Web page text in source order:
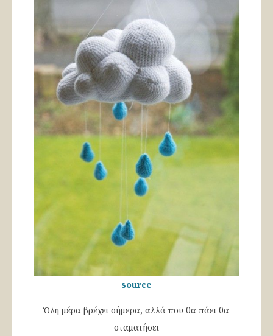
source
Όλη μέρα βρέχει σήμερα, αλλά που θα πάει θα
σταματήσει